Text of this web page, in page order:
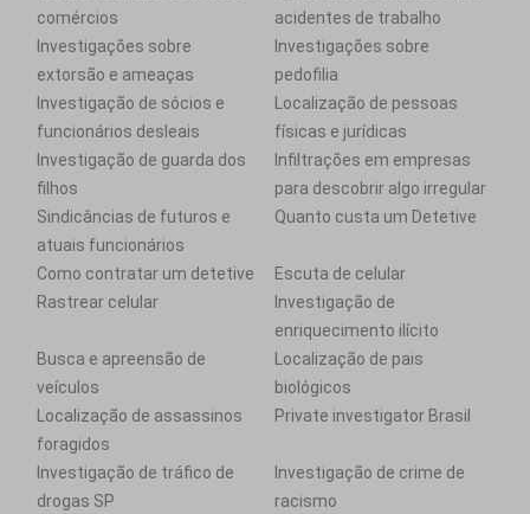
comércios
acidentes de trabalho
Investigações sobre
extorsão e ameaças
Investigações sobre
pedofilia
Investigação de sócios e
funcionários desleais
Localização de pessoas
físicas e jurídicas
Investigação de guarda dos
filhos
Infiltrações em empresas
para descobrir algo irregular
Sindicâncias de futuros e
atuais funcionários
Quanto custa um Detetive
Como contratar um detetive
Escuta de celular
Rastrear celular
Investigação de
enriquecimento ilícito
Busca e apreensão de
veículos
Localização de pais
biológicos
Localização de assassinos
foragidos
Private investigator Brasil
Investigação de tráfico de
drogas SP
Investigação de crime de
racismo